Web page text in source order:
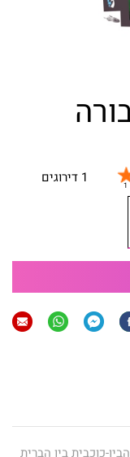
1 דירוגים
כוכבית בין הברית